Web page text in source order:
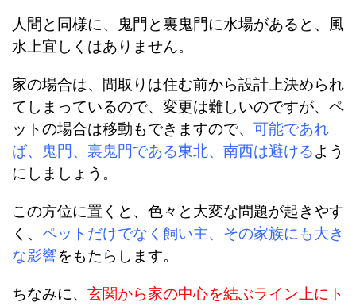
人間と同様に、鬼門と裏鬼門に水場があると、風
水上宜しくはありません。
家の場合は、間取りは住む前から設計上決められ
てしまっているので、変更は難しいのですが、ペ
ットの場合は移動もできますので、 可能であれ
ば、鬼門、裏鬼門である東北、南西は避けるよう
にしましょう。
この方位に置くと、色々と大変な問題が起きやす
く、 ペットだけでなく飼い主、その家族にも大き
な影響をもたらします。
ちなみに、 玄関から家の中心を結ぶライン上にト